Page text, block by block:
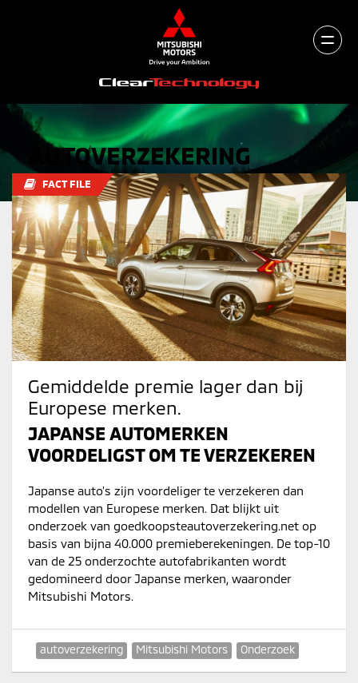
AUTOVERZEKERING
FACT FILE
Gemiddelde premie lager dan bij
Europese merken.
JAPANSE AUTOMERKEN
VOORDELIGST OM TE VERZEKEREN
Japanse auto's zijn voordeliger te verzekeren dan
modellen van Europese merken. Dat blijkt uit
onderzoek van goedkoopsteautoverzekering.net op
basis van bijna 40.000 premieberekeningen. De top-10
van de 25 onderzochte autofabrikanten wordt
gedomineerd door Japanse merken, waaronder
Mitsubishi Motors.
autoverzekering Mitsubishi Motors Onderzoek